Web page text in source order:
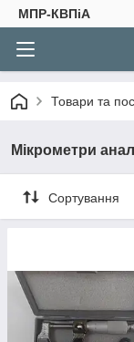
МПР-КВПіА
Товари та
Мікрометри
Сортування